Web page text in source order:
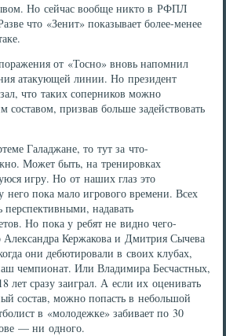
Но сейчас вообще никто в РФПЛ
что «Зенит» показывает более-менее
от «Тосно» вновь напомнил
атакующей линии. Но президент
что таких соперников можно
призвав больше задействовать
Галаджане, то тут за что-
Может быть, на тренировках
игру. Но от наших глаз это
него пока мало игрового времени. Всех
надавать
Но пока у ребят не видно чего-
Александра Кержакова и Дмитрия Сычева
они дебютировали в своих клубах,
чемпионат. Или Владимира Бесчастных,
лет сразу заиграл. А если их оценивать
состав, можно попасть в небольшой
в «молодежке» забивает по 30
— ни одного.